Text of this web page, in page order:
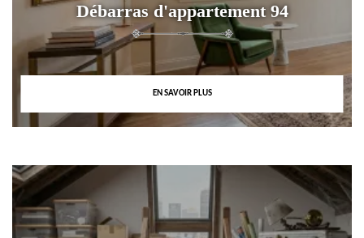
Débarras d'appartement 94
EN SAVOIR PLUS